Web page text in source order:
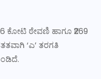
ಕೋಟಿ ಠೇವಣಿ ಹಾಗೂ ₹269
‘ಎ’ ತರಗತಿ